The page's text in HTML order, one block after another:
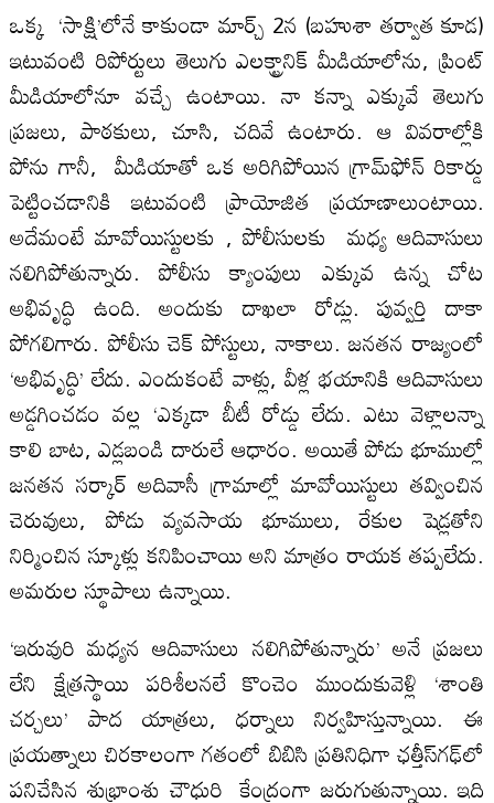
ఒక్క ‘సాక్షి’లోనే కాకుండా మార్చ్‌ 2న (బహుశా తర్వాత కూడ)
ఇటువంటి రిపోర్టులు తెలుగు ఎలక్ట్రానిక్‌ మీడియాలోను, ప్రింట్‌
మీడియాలోనూ వచ్చే ఉంటాయి. నా కన్నా ఎక్కువే తెలుగు
ప్రజలు, పాఠకులు, చూసి, చదివే ఉంటారు. ఆ వివరాల్లోకి
పోను గానీ, మీడియాతో ఒక అరిగిపోయిన గ్రామ్‌ఫోన్‌ రికార్డు
పెట్టించడానికి ఇటువంటి ప్రాయోజిత ప్రయాణాలుంటాయి.
అదేమంటే మావోయిస్టులకు , పోలీసులకు మధ్య ఆదివాసులు
నలిగిపోతున్నారు. పోలీసు క్యాంపులు ఎక్కువ ఉన్న చోట
అభివృద్ధి ఉంది. అందుకు దాఖలా రోడ్లు. పువ్వర్తి దాకా
పోగలిగారు. పోలీసు చెక్‌ పోస్టులు, నాకాలు. జనతన రాజ్యంలో
‘అభివృద్ధి’ లేదు. ఎందుకంటే వాళ్లు, వీళ్ల భయానికి ఆదివాసులు
అడ్డగించడం వల్ల ‘ఎక్కడా బీటీ రోడ్డు లేదు. ఎటు వెళ్లాలన్నా
కాలి బాట, ఎడ్లబండి దారులే ఆధారం. అయితే పోడు భూముల్లో
జనతన సర్కార్‌ అదివాసీ గ్రామాల్లో మావోయిస్టులు తవ్వించిన
చెరువులు, పోడు వ్యవసాయ భూములు, రేకుల షెడ్లతోని
నిర్మించిన స్కూళ్లు కనిపించాయి అని మాత్రం రాయక తప్పలేదు.
అమరుల స్థూపాలు ఉన్నాయి.
‘ఇరువురి మధ్యన ఆదివాసులు నలిగిపోతున్నారు’ అనే ప్రజలు
లేని క్షేత్రస్థాయి పరిశీలనలే కొంచెం ముందుకువెళ్లి ‘శాంతి
చర్చలు’ పాద యాత్రలు, ధర్నాలు నిర్వహిస్తున్నాయి. ఈ
ప్రయత్నాలు చిరకాలంగా గతంలో బిబిసి ప్రతినిధిగా ఛత్తీస్‌గఢ్‌లో
పనిచేసిన శుభ్రాంశు చౌధురి కేంద్రంగా జరుగుతున్నాయి. ఇది